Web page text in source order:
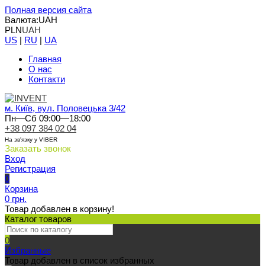
Полная версия сайта
Валюта:UAH
PLNUAH
US | RU | UA
Главная
О нас
Контакти
м. Київ, вул. Половецька 3/42
Пн—Сб 09:00—18:00
+38 097 384 02 04
На зв'язку у VIBER
Заказать звонок
Вход
Регистрация
0
Корзина
0 грн.
Товар добавлен в корзину!
Каталог товаров
0
Избранные
Товар добавлен в список избранных